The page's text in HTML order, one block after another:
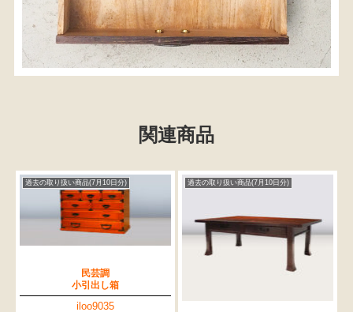
関連商品
過去の取り扱い商品(7月10日分)
民芸調
小引出し箱
iloo9035
過去の取り扱い商品(7月10日分)